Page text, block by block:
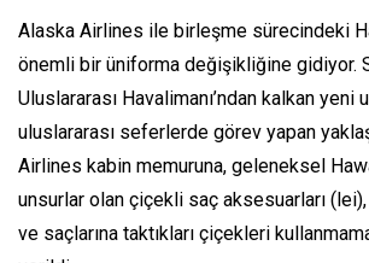
Alaska Airlines ile birleşme sürecindeki
önemli bir üniforma değişikliğine gidiyor.
Uluslararası Havalimanı’ndan kalkan
uluslararası seferlerde görev yapan
Airlines kabin memuruna, geleneksel
unsurlar olan çiçekli saç aksesuarları
ve saçlarına taktıkları çiçekleri